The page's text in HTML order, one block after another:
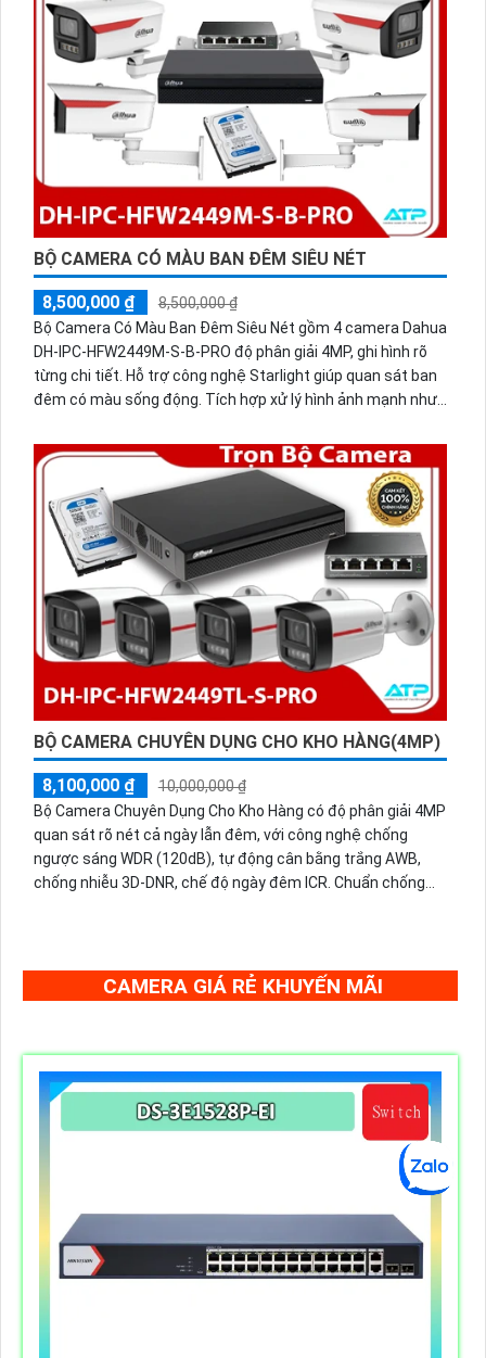
BỘ CAMERA CÓ MÀU BAN ĐÊM SIÊU NÉT
8,500,000 ₫
8,500,000 ₫
Bộ Camera Có Màu Ban Đêm Siêu Nét gồm 4 camera Dahua
DH-IPC-HFW2449M-S-B-PRO độ phân giải 4MP, ghi hình rõ
từng chi tiết. Hỗ trợ công nghệ Starlight giúp quan sát ban
đêm có màu sống động. Tích hợp xử lý hình ảnh mạnh như
sáng AGC và chống ngược sáng BLC. Phù hợp giám sát nhà
xưởng, kho bãi hoặc khu vực ngoài trời.
BỘ CAMERA CHUYÊN DỤNG CHO KHO HÀNG(4MP)
8,100,000 ₫
10,000,000 ₫
Bộ Camera Chuyên Dụng Cho Kho Hàng có độ phân giải 4MP
quan sát rõ nét cả ngày lẫn đêm, với công nghệ chống
ngược sáng WDR (120dB), tự động cân bằng trắng AWB,
chống nhiễu 3D-DNR, chế độ ngày đêm ICR. Chuẩn chống
CAMERA GIÁ RẺ KHUYẾN MÃI